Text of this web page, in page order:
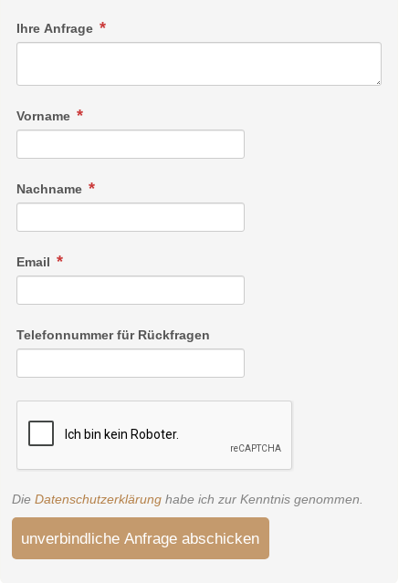
Ihre Anfrage
Vorname
Nachname
Email
Telefonnummer für Rückfragen
Die Datenschutzerklärung habe ich zur Kenntnis genommen.
unverbindliche Anfrage abschicken